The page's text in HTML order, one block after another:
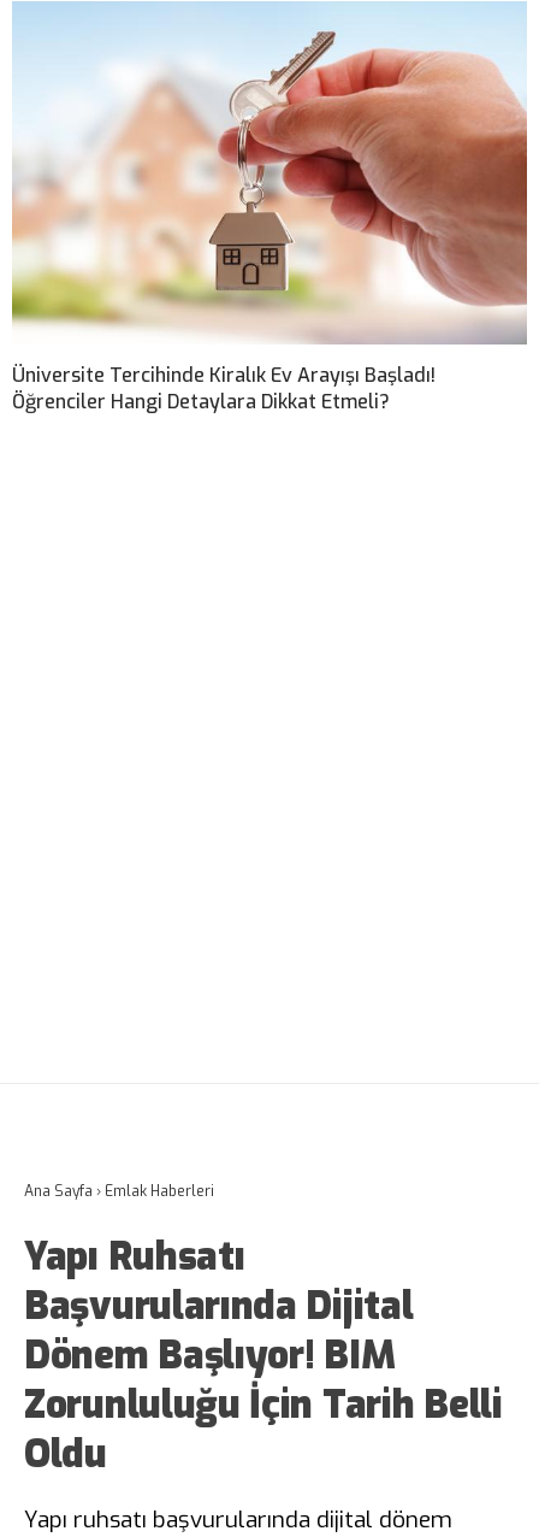
Üniversite Tercihinde Kiralık Ev Arayışı Başladı!
Öğrenciler Hangi Detaylara Dikkat Etmeli?
Ana Sayfa › Emlak Haberleri
Yapı Ruhsatı
Başvurularında Dijital
Dönem Başlıyor! BIM
Zorunluluğu İçin Tarih Belli
Oldu
Yapı ruhsatı başvurularında dijital dönem